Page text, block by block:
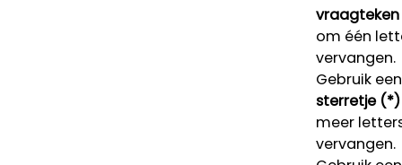
om één
vervangen.
Gebruik een
sterretje (*)
meer
vervangen.